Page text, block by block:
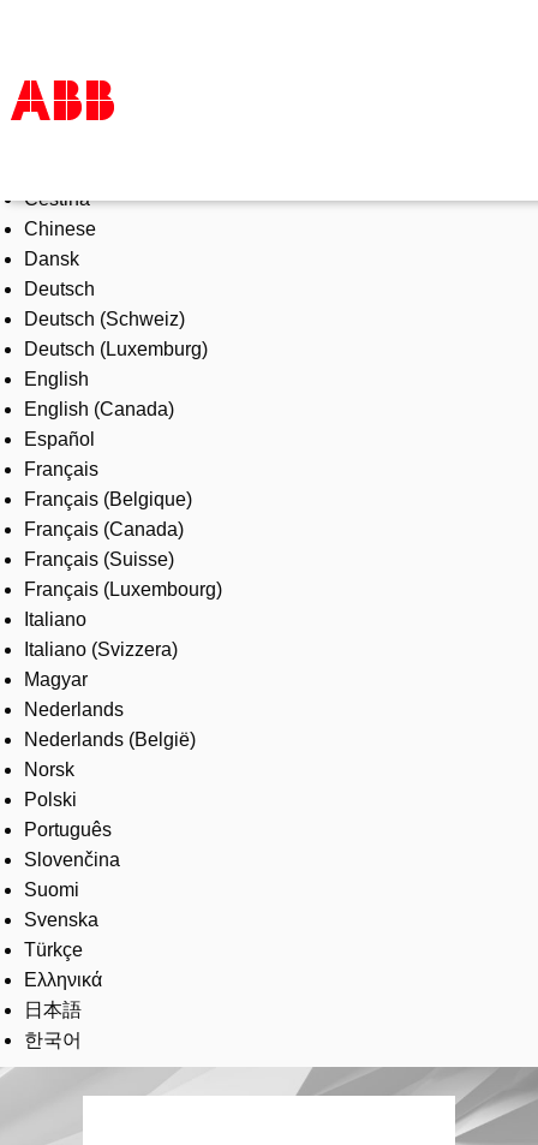
Products & Solutions
Industries
Services
About us
Where to buy
Contact us
Careers
Čeština
Chinese
Dansk
Deutsch
Deutsch (Schweiz)
Deutsch (Luxemburg)
English
English (Canada)
Español
Français
Français (Belgique)
Français (Canada)
Français (Suisse)
Français (Luxembourg)
Italiano
Italiano (Svizzera)
Magyar
Nederlands
Nederlands (België)
Norsk
Polski
Português
Slovenčina
Suomi
Svenska
Türkçe
Ελληνικά
日本語
한국어